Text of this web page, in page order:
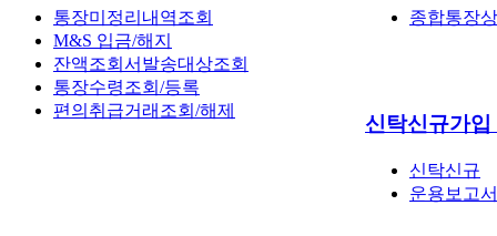
통장미정리내역조회
M&S 입금/해지
잔액조회서발송대상조회
통장수령조회/등록
편의취급거래조회/해제
종합통장
신탁신규가입
신탁신규
운용보고